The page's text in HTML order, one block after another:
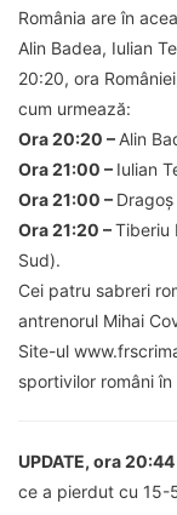
România are în
Alin Badea, Iulian
20:20, ora
cum urmează:
Ora 20:20 – Alin
Ora 21:00 – Iulian
Ora 21:00 –
Ora 21:20 –Tiberiu
Sud).
Cei patru sabreri
antrenorul Mihai
Site-ul
sportivilor români
UPDATE, ora 20:44
ce a pierdut cu 15-